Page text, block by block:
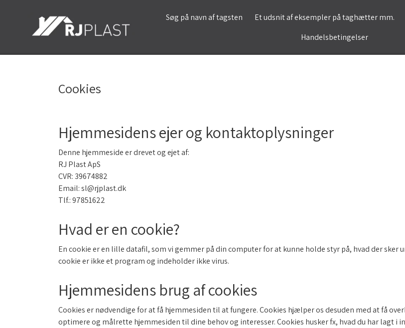
Søg på navn af tagsten Et udsnit af eksempler på taghætter mm.
Handelsbetingelser
Cookies
Hjemmesidens ejer og kontaktoplysninger
Denne hjemmeside er drevet og ejet af:
RJ Plast ApS
CVR: 39674882
Email: sl@rjplast.dk
Tlf.: 97851622
Hvad er en cookie?
En cookie er en lille datafil, som vi gemmer på din computer for at kunne holde styr på, hvad der sker
cookie er ikke et program og indeholder ikke virus.
Hjemmesidens brug af cookies
Cookies er nødvendige for at få hjemmesiden til at fungere. Cookies hjælper os desuden med at få
optimere og målrette hjemmesiden til dine behov og interesser. Cookies husker fx, hvad du har lagt i